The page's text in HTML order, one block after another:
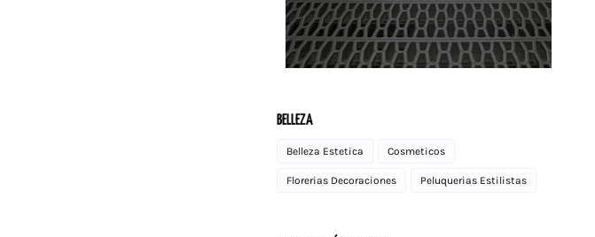
BELLEZA
Belleza Estetica Cosmeticos
Florerias Decoraciones Peluquerias Estilistas